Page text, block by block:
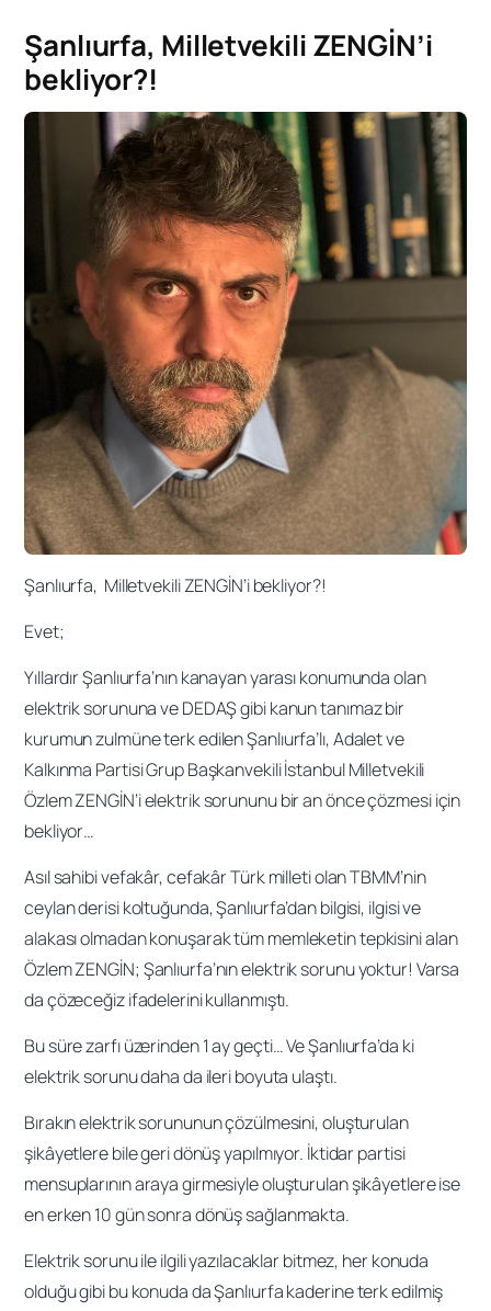
Şanlıurfa, Milletvekili ZENGİN’i
bekliyor?!
Şanlıurfa, Milletvekili ZENGİN’i bekliyor?!
Evet;
Yıllardır Şanlıurfa’nın kanayan yarası konumunda olan
elektrik sorununa ve DEDAŞ gibi kanun tanımaz bir
kurumun zulmüne terk edilen Şanlıurfa’lı, Adalet ve
Kalkınma Partisi Grup Başkanvekili İstanbul Milletvekili
Özlem ZENGİN’i elektrik sorununu bir an önce çözmesi için
bekliyor…
Asıl sahibi vefakâr, cefakâr Türk milleti olan TBMM’nin
ceylan derisi koltuğunda, Şanlıurfa’dan bilgisi, ilgisi ve
alakası olmadan konuşarak tüm memleketin tepkisini alan
Özlem ZENGİN; Şanlıurfa’nın elektrik sorunu yoktur! Varsa
da çözeceğiz ifadelerini kullanmıştı.
Bu süre zarfı üzerinden 1 ay geçti… Ve Şanlıurfa’da ki
elektrik sorunu daha da ileri boyuta ulaştı.
Bırakın elektrik sorununun çözülmesini, oluşturulan
şikâyetlere bile geri dönüş yapılmıyor. İktidar partisi
mensuplarının araya girmesiyle oluşturulan şikâyetlere ise
en erken 10 gün sonra dönüş sağlanmakta.
Elektrik sorunu ile ilgili yazılacaklar bitmez, her konuda
olduğu gibi bu konuda da Şanlıurfa kaderine terk edilmiş